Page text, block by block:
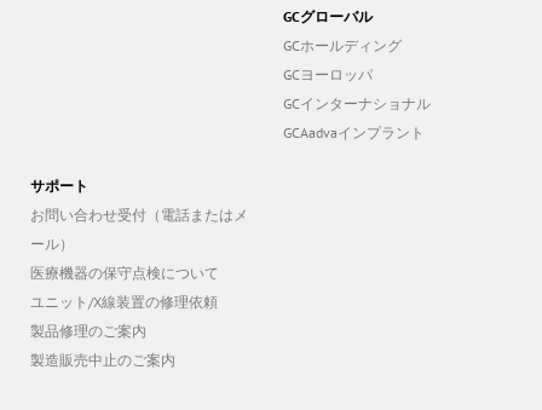
GCグローバル
GCホールディング
GCインターナショナル
GCAadvaインプラント
サポート
お問い合わせ受付（電話またはメ
ール）
医療機器の保守点検について
ユニット/X線装置の修理依頼
製品修理のご案内
製造販売中止のご案内